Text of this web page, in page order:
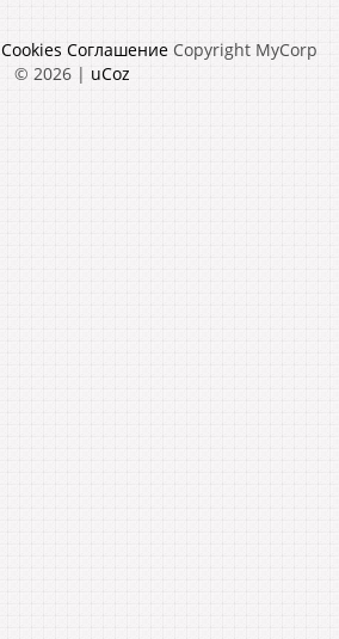
Cookies Соглашение Copyright MyCorp
© 2026| uCoz